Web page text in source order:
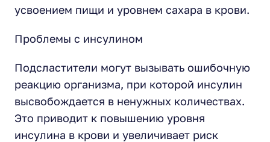
усвоением пищи и уровнем сахара в крови.
Проблемы с инсулином
Подсластители могут вызывать ошибочную
реакцию организма, при которой инсулин
высвобождается в ненужных количествах.
Это приводит к повышению уровня
инсулина в крови и увеличивает риск